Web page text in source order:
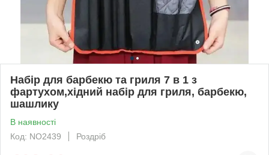
Набір для барбекю та гриля 7 в 1 з
фартухом,хідний набір для гриля, барбекю,
шашлику
В наявності
Код: NO2439
Роздріб